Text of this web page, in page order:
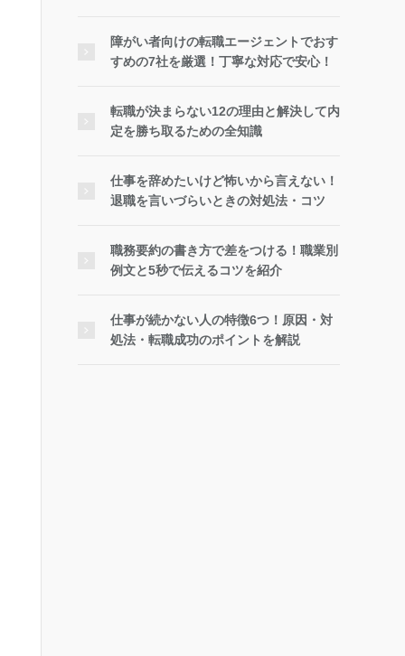
障がい者向けの転職エージェントでおす
すめの7社を厳選！丁寧な対応で安心！
転職が決まらない12の理由と解決して内
定を勝ち取るための全知識
仕事を辞めたいけど怖いから言えない！
退職を言いづらいときの対処法・コツ
職務要約の書き方で差をつける！職業別
例文と5秒で伝えるコツを紹介
仕事が続かない人の特徴6つ！原因・対
処法・転職成功のポイントを解説